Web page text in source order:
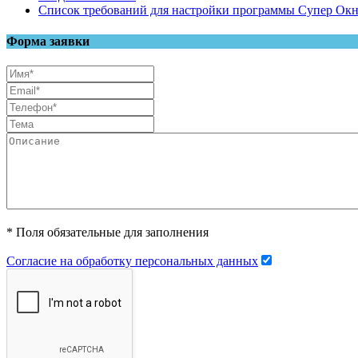
Список требований для настройки программы Супер
Форма заявки
* Поля обязательные для заполнения
Согласие на обработку персональных данных